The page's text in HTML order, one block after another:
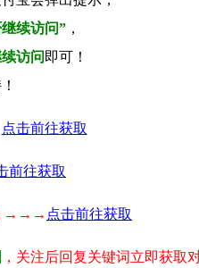
续访问” ，
访问 即可！
点击前往获取
前往获取
→→→ 点击前往获取
，关注后回复关键词立即获取